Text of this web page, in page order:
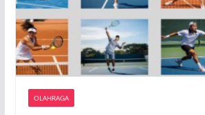
OLAHRAGA